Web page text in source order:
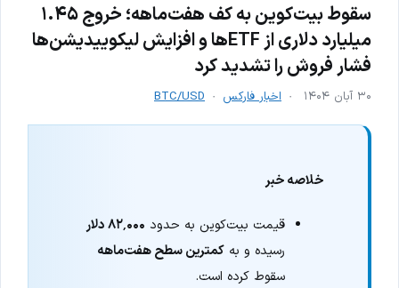
سقوط بیت‌کوین به کف هفت‌ماهه؛ خروج ۱.۴۵
میلیارد دلاری از ETFها و افزایش لیکوییدیشن‌ها
فشار فروش را تشدید کرد
۳۰ آبان ۱۴۰۴ اخبار فارکس BTC/USD
خلاصه خبر
قیمت بیت‌کوین به حدود ۸۲٬۰۰۰ دلار
رسیده و بهکمترین سطح هفت‌ماهه
سقوط کرده است.